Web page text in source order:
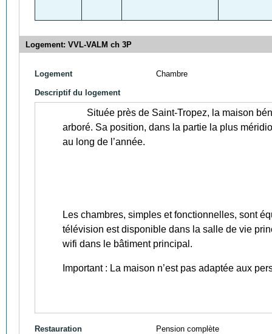
Logement: VVL-VALM ch 3P
Logement Chambre
Descriptif du logement
Située près de Saint-Tropez, la maison
arboré. Sa position, dans la partie la plus
au long de l’année.
Les chambres, simples et fonctionnelles, sont
télévision est disponible dans la salle de vie
wifi dans le bâtiment principal.
Important : La maison n’est pas adaptée aux
Restauration Pension complète